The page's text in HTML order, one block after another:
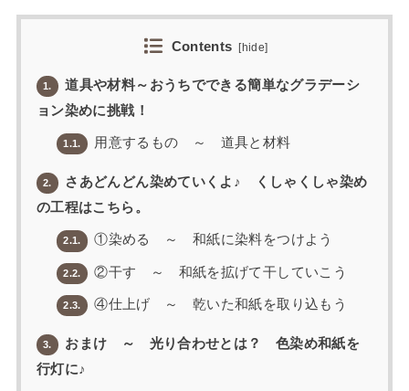
Contents [hide]
1.
道具や材料～おうちでできる簡単なグラデーシ
ョン染めに挑戦！
1.1. 用意するもの ～ 道具と材料
2.
さあどんどん染めていくよ♪ くしゃくしゃ染め
の工程はこちら。
2.1. ①染める ～ 和紙に染料をつけよう
2.2. ②干す ～ 和紙を拡げて干していこう
2.3. ④仕上げ ～ 乾いた和紙を取り込もう
3.
おまけ ～ 光り合わせとは？ 色染め和紙を
行灯に♪